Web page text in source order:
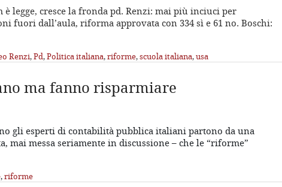
è legge, cresce la fronda pd. Renzi: mai più inciuci per
fuori dall’aula, riforma approvata con 334 sì e 61 no. Boschi:
Renzi,Pd,Politica italiana,riforme,scuola italiana,usa
ma fanno risparmiare
gli esperti di contabilità pubblica italiani partono da una
mai messa seriamente in discussione – che le “riforme”
,riforme